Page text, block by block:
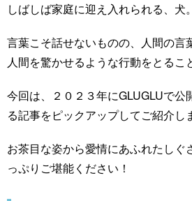
しばしば家庭に迎え入れられる、犬。
言葉こそ話せないものの、人間の言
人間を驚かせるような行動をとるこ
今回は、２０２３年にGLUGLUで公
る記事をピックアップしてご紹介し
お茶目な姿から愛情にあふれたしぐ
っぷりご堪能ください！